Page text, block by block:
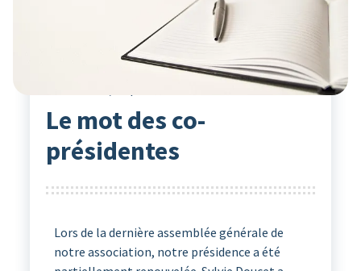
Le mot des co-
présidentes
Lors de la dernière assemblée générale de
notre association, notre présidence a été